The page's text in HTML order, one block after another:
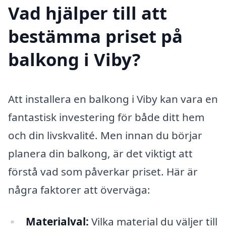
Vad hjälper till att
bestämma priset på
balkong i Viby?
Att installera en balkong i Viby kan vara en
fantastisk investering för både ditt hem
och din livskvalité. Men innan du börjar
planera din balkong, är det viktigt att
förstå vad som påverkar priset. Här är
några faktorer att överväga:
Materialval: Vilka material du väljer till